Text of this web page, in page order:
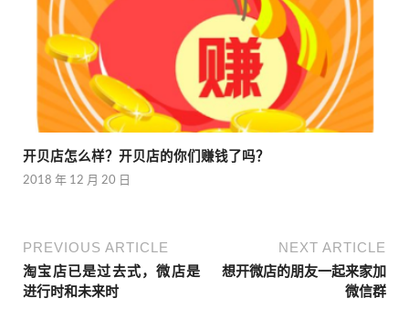
开贝店怎么样？开贝店的你们赚钱了吗？
2018 年 12 月 20 日
PREVIOUS ARTICLE
淘宝店已是过去式，微店是
进行时和未来时
NEXT ARTICLE
想开微店的朋友一起来家加
微信群